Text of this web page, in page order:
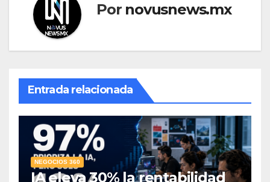
Por novusnews.mx
Entrada relacionada
NEGOCIOS 360
IA eleva 30% la rentabilidad